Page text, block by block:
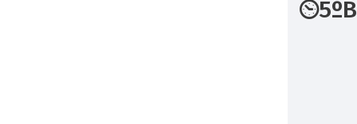
5ºB